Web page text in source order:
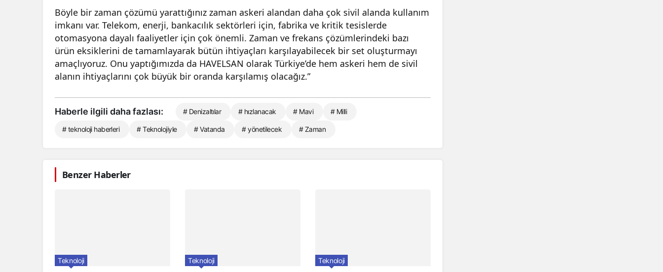
Böyle bir zaman çözümü yarattığınız zaman askeri alandan daha çok sivil alanda kullanım
imkanı var. Telekom, enerji, bankacılık sektörleri için, fabrika ve kritik tesislerde
otomasyona dayalı faaliyetler için çok önemli. Zaman ve frekans çözümlerindeki bazı
ürün eksiklerini de tamamlayarak bütün ihtiyaçları karşılayabilecek bir set oluşturmayı
amaçlıyoruz. Onu yaptığımızda da HAVELSAN olarak Türkiye’de hem askeri hem de sivil
alanın ihtiyaçlarını çok büyük bir oranda karşılamış olacağız.”
Haberle ilgili daha fazlası: # Denizaltılar # hızlanacak # Mavi # Milli
# teknoloji haberleri # Teknolojiyle # Vatanda # yönetilecek # Zaman
Benzer Haberler
Teknoloji Teknoloji Teknoloji